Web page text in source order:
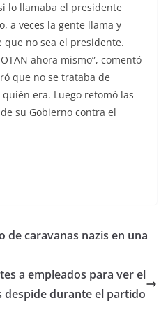
lo llamaba el presidente
a veces la gente llama y
no sea el presidente.
ahora mismo”, comentó
que no se trataba de
era. Luego retomó las
su Gobierno contra el
de caravanas nazis en una
a empleados para ver el
despide durante el partido